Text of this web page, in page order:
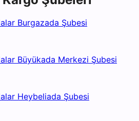
Burgazada Şubesi
Büyükada Merkezi Şubesi
Heybeliada Şubesi